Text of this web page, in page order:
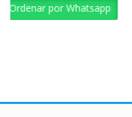
Ordenar por